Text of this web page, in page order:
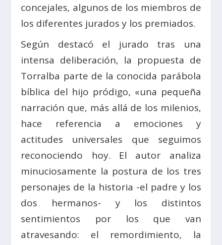
concejales, algunos de los miembros de
los diferentes jurados y los premiados.
Según destacó el jurado tras una
intensa deliberación, la propuesta de
Torralba parte de la conocida parábola
bíblica del hijo pródigo, «una pequeña
narración que, más allá de los milenios,
hace referencia a emociones y
actitudes universales que seguimos
reconociendo hoy. El autor analiza
minuciosamente la postura de los tres
personajes de la historia -el padre y los
dos hermanos- y los distintos
sentimientos por los que van
atravesando: el remordimiento, la